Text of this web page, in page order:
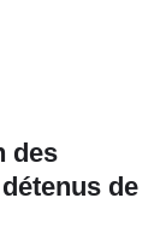
des
de